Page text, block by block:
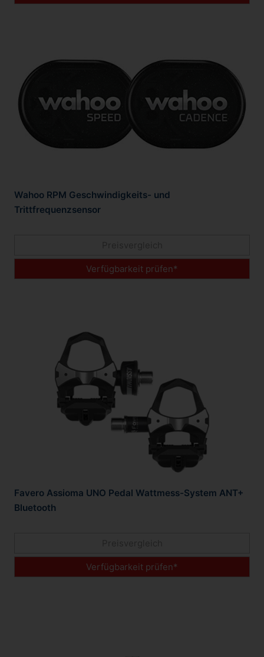
Wahoo RPM Geschwindigkeits- und
Trittfrequenzsensor
Verfügbarkeit prüfen*
Favero Assioma UNO Pedal Wattmess-System ANT+
Bluetooth
Verfügbarkeit prüfen*